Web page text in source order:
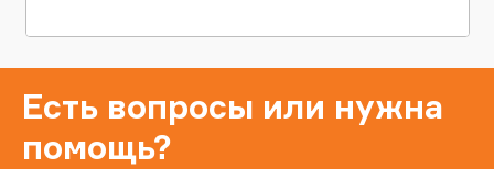
Есть вопросы или нужна
помощь?